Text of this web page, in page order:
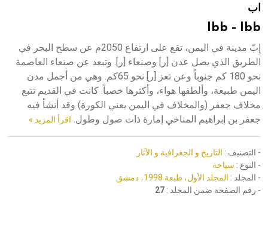
اب
Ibb - Ibb
إِبّ مدينة في اليمن، تقع على ارتفاع 2050م عن سطح البحر في
الطريق الذي يصل عدن [ر] وصنعاء [ر]. وتبعد عن صنعاء العاصمة
نحو 180 كم جنوباً وعن تعز [ر] نحو 65كم. وهي من أجمل مدن
اليمن طبيعة، وألطفها هواء، وأكثرها خصباً. كانت في القديم تتبع
مخلاف جعفر (والمخلاف في اليمن يعني الكورة) وقد أنشأ فيه
جعفر بن إبراهيم المناخي إمارة ذات صول وطول. اقرأ المزيد »
- التصنيف : التاريخ و الجغرافية و الآثار
- النوع : سياحة
- المجلد : المجلد الأول، طبعة 1998، دمشق
- رقم الصفحة ضمن المجلد : 27